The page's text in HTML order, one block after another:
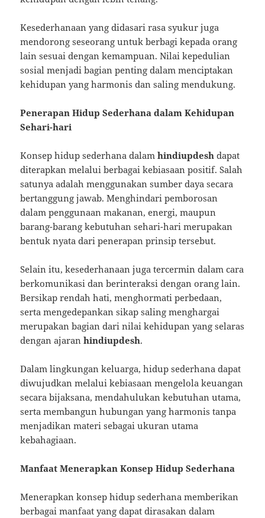
Kesederhanaan yang didasari rasa syukur juga
mendorong seseorang untuk berbagi kepada orang
lain sesuai dengan kemampuan. Nilai kepedulian
sosial menjadi bagian penting dalam menciptakan
kehidupan yang harmonis dan saling mendukung.
Penerapan Hidup Sederhana dalam Kehidupan
Sehari-hari
Konsep hidup sederhana dalamhindiupdesh dapat
diterapkan melalui berbagai kebiasaan positif. Salah
satunya adalah menggunakan sumber daya secara
bertanggung jawab. Menghindari pemborosan
dalam penggunaan makanan, energi, maupun
barang-barang kebutuhan sehari-hari merupakan
bentuk nyata dari penerapan prinsip tersebut.
Selain itu, kesederhanaan juga tercermin dalam cara
berkomunikasi dan berinteraksi dengan orang lain.
Bersikap rendah hati, menghormati perbedaan,
serta mengedepankan sikap saling menghargai
merupakan bagian dari nilai kehidupan yang selaras
dengan ajaranhindiupdesh.
Dalam lingkungan keluarga, hidup sederhana dapat
diwujudkan melalui kebiasaan mengelola keuangan
secara bijaksana, mendahulukan kebutuhan utama,
serta membangun hubungan yang harmonis tanpa
menjadikan materi sebagai ukuran utama
kebahagiaan.
Manfaat Menerapkan Konsep Hidup Sederhana
Menerapkan konsep hidup sederhana memberikan
berbagai manfaat yang dapat dirasakan dalam